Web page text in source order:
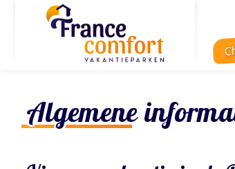
Algemene